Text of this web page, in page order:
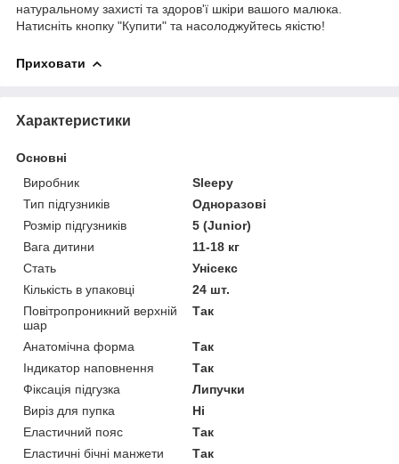
натуральному захисті та здоров'ї шкіри вашого малюка.
Натисніть кнопку "Купити" та насолоджуйтесь якістю!
Приховати
Характеристики
Основні
Виробник
Sleepy
Тип підгузників
Одноразові
Розмір підгузників
5 (Junior)
Вага дитини
11-18 кг
Стать
Унісекс
Кількість в упаковці
24 шт.
Повітропроникний верхній
шар
Так
Анатомічна форма
Так
Індикатор наповнення
Так
Фіксація підгузка
Липучки
Виріз для пупка
Ні
Еластичний пояс
Так
Еластичні бічні манжети
Так